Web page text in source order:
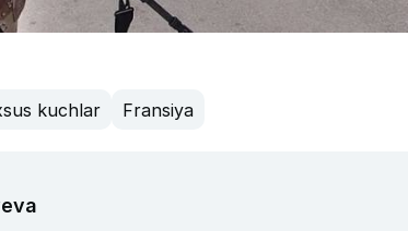
kuchlar Fransiya